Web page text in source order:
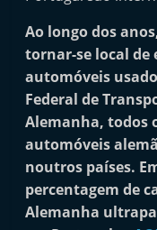
n
d
p
e
n
d
e
Ao longo dos
tornar-se local de
automóveis
Federal de
Alemanha, todos
automóveis
noutros países.
percentagem de
Alemanha